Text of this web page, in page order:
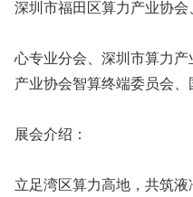
深圳市福田区算力产业协
心专业分会、深圳市算力
产业协会智算终端委员会
展会介绍：
立足湾区算力高地，共筑液